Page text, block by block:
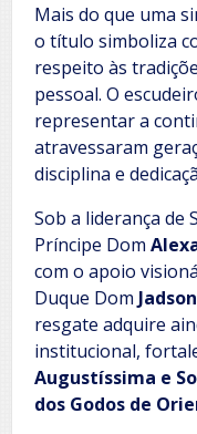
Mais do que uma
o título simboliza
respeito às
pessoal. O
representar a
atravessaram
disciplina e
Sob a liderança de
Príncipe Dom
com o apoio
Duque Dom
resgate adquire
institucional,
Augustíssima e
dos Godos de